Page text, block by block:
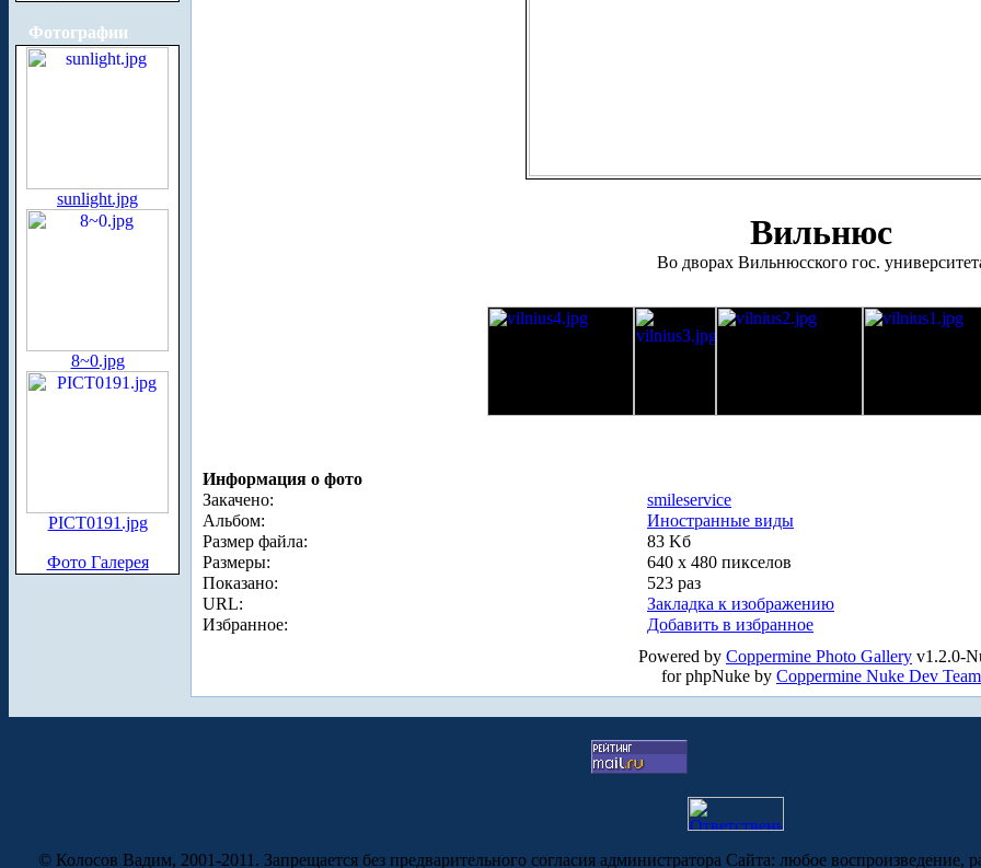
Фотографии
sunlight.jpg
8~0.jpg
PICT0191.jpg
Фото Галерея
Вильнюс
Во дворах Вильнюсского гос.
Информация о фото
Закачено:
smileservice
Альбом:
Иностранные виды
Размер файла:
83 Kб
Размеры:
640 x 480 пикселов
Показано:
523 раз
URL:
Закладка к изображению
Избранное:
Добавить в избранное
Powered by Coppermine Photo Gallery v1.2.0-
for phpNuke by Coppermine Nuke Dev Team
© Колосов Вадим, 2001-2011. Запрещается без предварительного согласия администратора Сайта: любое воспроизведение,